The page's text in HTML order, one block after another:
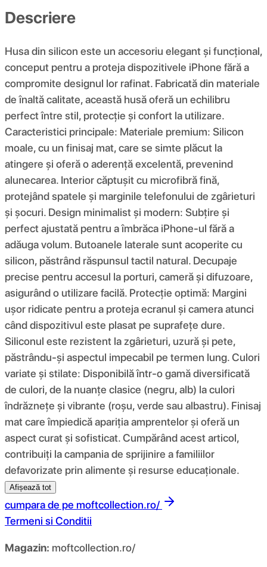
Descriere
Husa din silicon este un accesoriu elegant și funcțional,
conceput pentru a proteja dispozitivele iPhone fără a
compromite designul lor rafinat. Fabricată din materiale
de înaltă calitate, această husă oferă un echilibru
perfect între stil, protecție și confort la utilizare.
Caracteristici principale: Materiale premium: Silicon
moale, cu un finisaj mat, care se simte plăcut la
atingere și oferă o aderență excelentă, prevenind
alunecarea. Interior căptușit cu microfibră fină,
protejând spatele și marginile telefonului de zgârieturi
și șocuri. Design minimalist și modern: Subțire și
perfect ajustată pentru a îmbrăca iPhone-ul fără a
adăuga volum. Butoanele laterale sunt acoperite cu
silicon, păstrând răspunsul tactil natural. Decupaje
precise pentru accesul la porturi, cameră și difuzoare,
asigurând o utilizare facilă. Protecție optimă: Margini
ușor ridicate pentru a proteja ecranul și camera atunci
când dispozitivul este plasat pe suprafețe dure.
Siliconul este rezistent la zgârieturi, uzură și pete,
păstrându-și aspectul impecabil pe termen lung. Culori
variate și stilate: Disponibilă într-o gamă diversificată
de culori, de la nuanțe clasice (negru, alb) la culori
îndrăznețe și vibrante (roșu, verde sau albastru). Finisaj
mat care împiedică apariția amprentelor și oferă un
aspect curat și sofisticat. Cumpărând acest articol,
contribuiți la campania de sprijinire a familiilor
defavorizate prin alimente și resurse educaționale.
Afișează tot
cumpara de pe moftcollection.ro/
Termeni si Conditii
Magazin: moftcollection.ro/